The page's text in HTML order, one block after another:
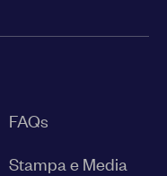
FAQs
Stampa e Media